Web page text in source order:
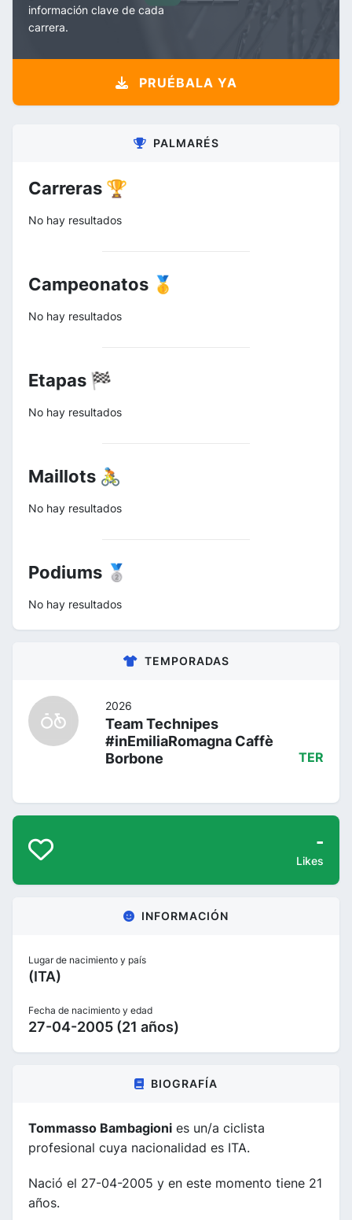
información clave de cada
carrera.
PRUÉBALA YA
PALMARÉS
Carreras 🏆
No hay resultados
Campeonatos 🥇
No hay resultados
Etapas 🏁
No hay resultados
Maillots 🚴
No hay resultados
Podiums 🥈
No hay resultados
TEMPORADAS
2026
Team Technipes
#inEmiliaRomagna Caffè
Borbone
TER
-
Likes
INFORMACIÓN
Lugar de nacimiento y país
(ITA)
Fecha de nacimiento y edad
27-04-2005 (21 años)
BIOGRAFÍA
Tommasso Bambagioni es un/a ciclista
profesional cuya nacionalidad es ITA.
Nació el 27-04-2005 y en este momento tiene 21
años.